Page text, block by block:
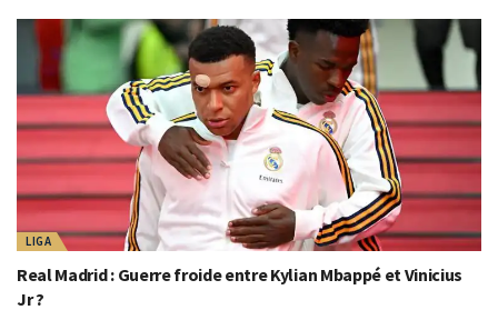
LIGA
Real Madrid : Guerre froide entre Kylian Mbappé et Vinicius
Jr ?